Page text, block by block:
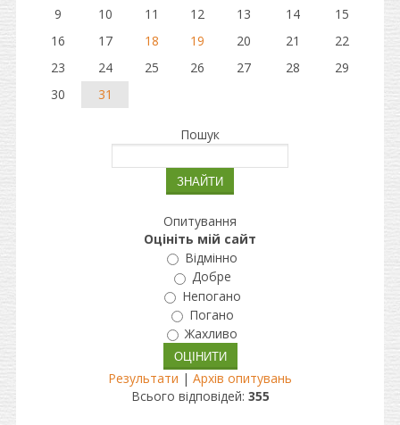
9
10 11 12 13 14
15
16
17 18 19 20 21
22
23
24 25 26 27 28
29
30
31
Пошук
Опитування
Оцініть мій сайт
Відмінно
Добре
Непогано
Погано
Жахливо
Результати | Архів опитувань
Всього відповідей: 355